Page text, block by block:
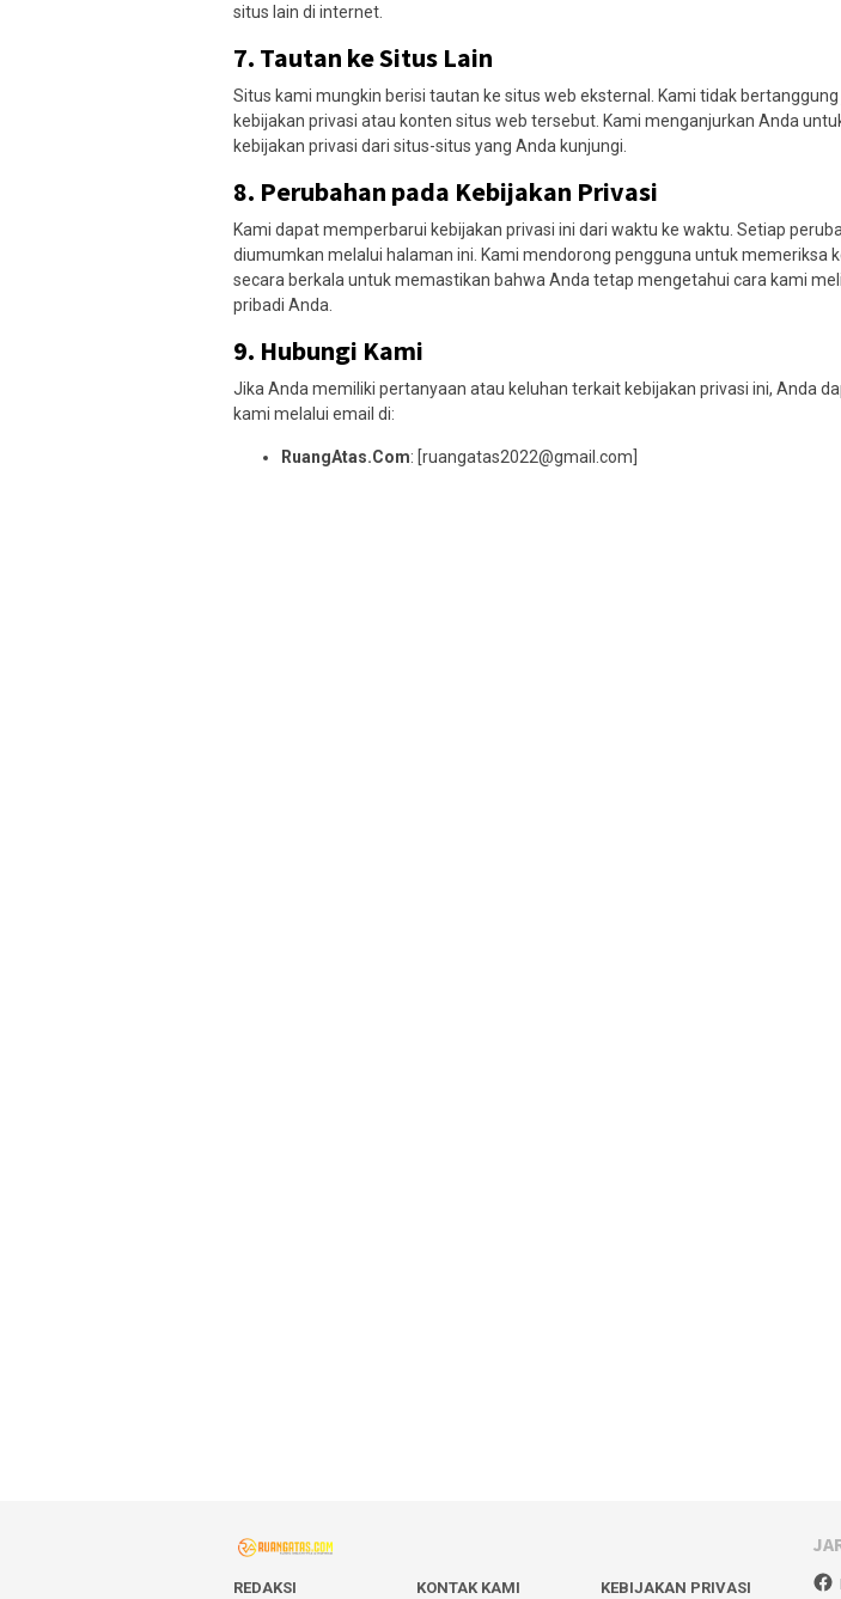
situs lain di internet.
7. Tautan ke Situs Lain
Situs kami mungkin berisi tautan ke situs web eksternal. Kami tidak
kebijakan privasi atau konten situs web tersebut. Kami menganjurkan Anda
kebijakan privasi dari situs-situs yang Anda kunjungi.
8. Perubahan pada Kebijakan Privasi
Kami dapat memperbarui kebijakan privasi ini dari waktu ke waktu. Setiap
diumumkan melalui halaman ini. Kami mendorong pengguna untuk memeriksa
secara berkala untuk memastikan bahwa Anda tetap mengetahui cara kami
pribadi Anda.
9. Hubungi Kami
Jika Anda memiliki pertanyaan atau keluhan terkait kebijakan privasi ini, Anda
kami melalui email di:
RuangAtas.Com: [ruangatas2022@gmail.com]
REDAKSI KONTAK KAMI KEBIJAKAN PRIVASI